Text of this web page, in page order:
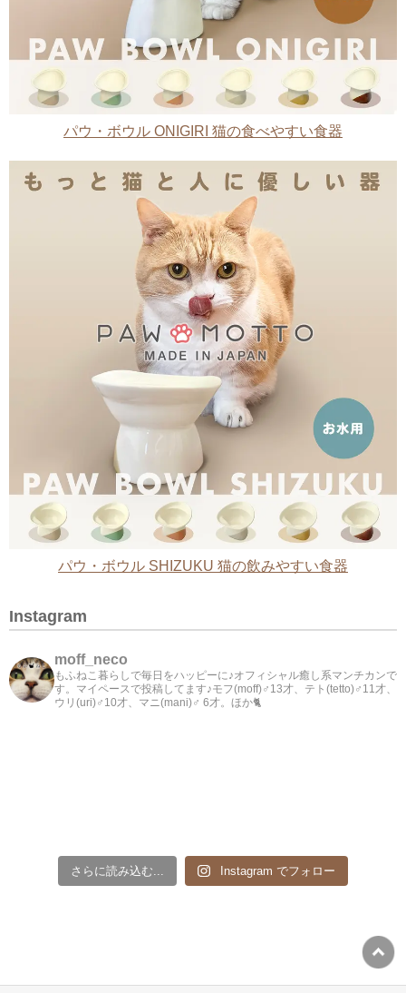
パウ・ボウル ONIGIRI 猫の食べやすい食器
パウ・ボウル SHIZUKU 猫の飲みやすい食器
Instagram
moff_neco
もふねこ暮らしで毎日をハッピーに♪オフィシャル癒し系マンチカンで
す。マイペースで投稿してます♪モフ(moff)♂13才、テト(tetto)♂11才、
ウリ(uri)♂10才、マニ(mani)♂ 6才。ほか🐈
さらに読み込む... Instagram でフォロー